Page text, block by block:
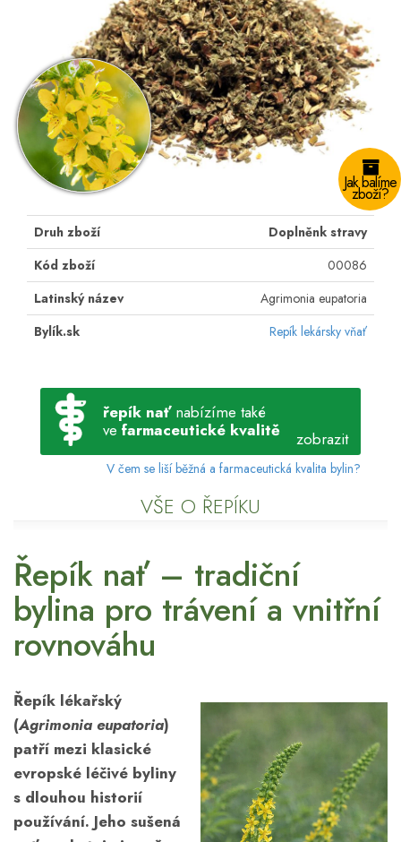
Jak balíme
zboží?
Druh zboží
Doplněnk stravy
Kód zboží
00086
Latinský název
Agrimonia eupatoria
Bylík.sk
Repík lekársky vňať
řepík naťnabízíme také
ve farmaceutické kvalitě zobrazit
V čem se liší běžná a farmaceutická kvalita bylin?
VŠE O ŘEPÍKU
Řepík nať – tradiční
bylina pro trávení a vnitřní
rovnováhu
Řepík lékařský
(Agrimonia eupatoria)
patří mezi klasické
evropské léčivé byliny
s dlouhou historií
používání. Jeho sušená